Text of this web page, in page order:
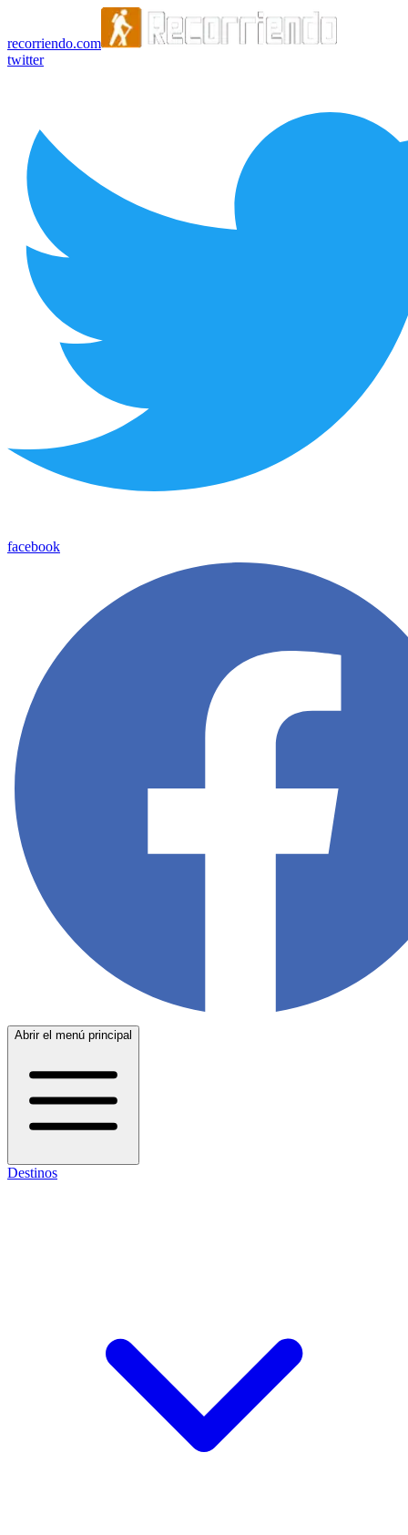
recorriendo.com
twitter
facebook
Abrir el menú principal
Destinos